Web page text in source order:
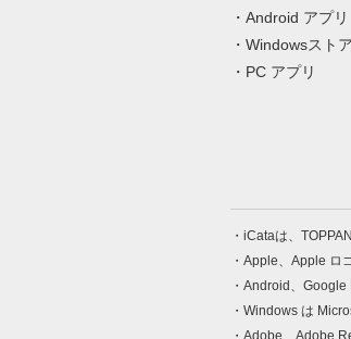
Android アプリ
Windowsスト
PC アプリ
iCataは、
Apple、Apple ロ
Android、Google
Windows は
Adobe、Adobe